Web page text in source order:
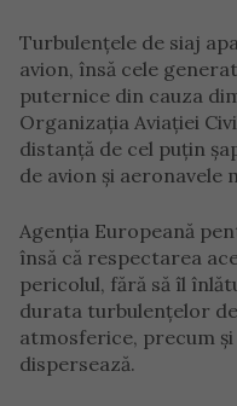
Turbulențele de siaj
avion, însă cele
puternice din cauza
Organizația Aviației
distanță de cel puțin
de avion și aeronavele
Agenția Europeană
însă că respectarea
pericolul, fără să îl
durata turbulențelor
atmosferice, precum
dispersează.